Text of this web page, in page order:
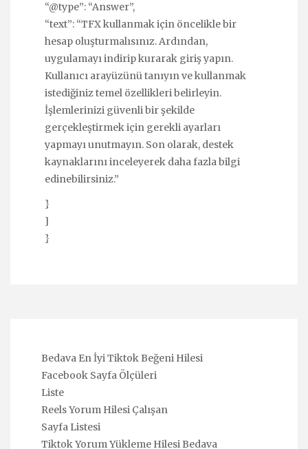
“@type”: “Answer”,
“text”: “TFX kullanmak için öncelikle bir
hesap oluşturmalısınız. Ardından,
uygulamayı indirip kurarak giriş yapın.
Kullanıcı arayüzünü tanıyın ve kullanmak
istediğiniz temel özellikleri belirleyin.
İşlemlerinizi güvenli bir şekilde
gerçekleştirmek için gerekli ayarları
yapmayı unutmayın. Son olarak, destek
kaynaklarını inceleyerek daha fazla bilgi
edinebilirsiniz.”
}
]
}
Bedava En İyi Tiktok Beğeni Hilesi
Facebook Sayfa Ölçüleri
Liste
Reels Yorum Hilesi Çalışan
Sayfa Listesi
Tiktok Yorum Yükleme Hilesi Bedava